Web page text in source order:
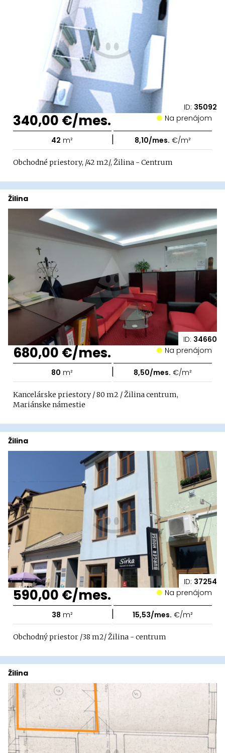
ID: 35092
340,00 €/mes. Na prenájom
42 m² | 8,10/mes. €/m²
Obchodné priestory, /42 m2/, Žilina - Centrum
ID: 34660
Žilina
680,00 €/mes. Na prenájom
80 m² | 8,50/mes. €/m²
Kancelárske priestory / 80 m2 / Žilina centrum,
Mariánske námestie
ID: 37254
Žilina
590,00 €/mes. Na prenájom
38 m² | 15,53/mes. €/m²
Obchodný priestor /38 m2/ Žilina - centrum
Žilina